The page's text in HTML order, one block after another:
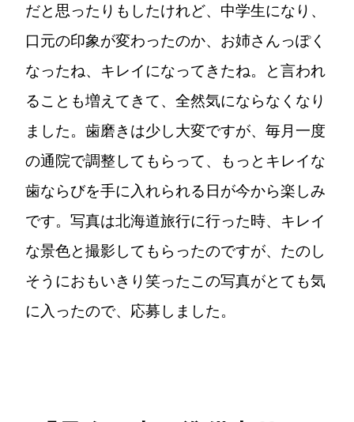
だと思ったりもしたけれど、中学生になり、
口元の印象が変わったのか、お姉さんっぽく
なったね、キレイになってきたね。と言われ
ることも増えてきて、全然気にならなくなり
ました。歯磨きは少し大変ですが、毎月一度
の通院で調整してもらって、もっとキレイな
歯ならびを手に入れられる日が今から楽しみ
です。写真は北海道旅行に行った時、キレイ
な景色と撮影してもらったのですが、たのし
そうにおもいきり笑ったこの写真がとても気
に入ったので、応募しました。